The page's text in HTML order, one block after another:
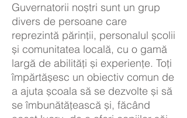
Guvernatorii noștri sunt un grup
divers de persoane care
reprezintă părinții, personalul școlii
și comunitatea locală, cu o gamă
largă de abilități și experiențe. Toți
împărtășesc un obiectiv comun de
a ajuta școala să se dezvolte și să
se îmbunătățească și, făcând